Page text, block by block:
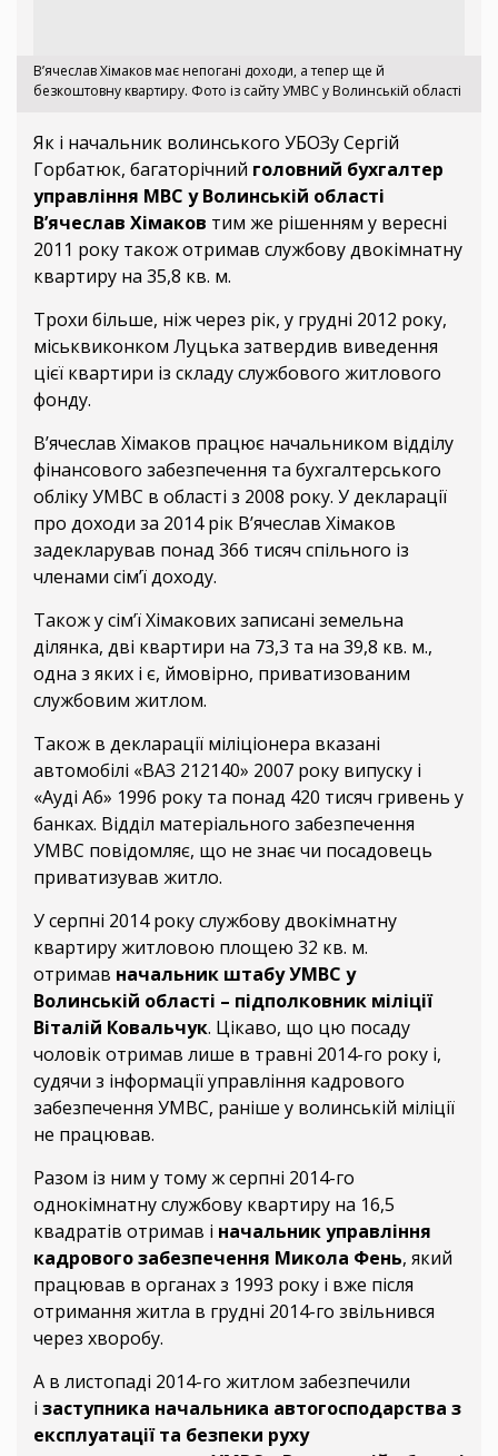
В’ячеслав Хімаков має непогані доходи, а тепер ще й
безкоштовну квартиру. Фото із сайту УМВС у Волинській області
Як і начальник волинського УБОЗу Сергій
Горбатюк, багаторічний головний бухгалтер
управління МВС у Волинській області
В’ячеслав Хімаков тим же рішенням у вересні
2011 року також отримав службову двокімнатну
квартиру на 35,8 кв. м.
Трохи більше, ніж через рік, у грудні 2012 року,
міськвиконком Луцька затвердив виведення
цієї квартири із складу службового житлового
фонду.
В’ячеслав Хімаков працює начальником відділу
фінансового забезпечення та бухгалтерського
обліку УМВС в області з 2008 року. У декларації
про доходи за 2014 рік В’ячеслав Хімаков
задекларував понад 366 тисяч спільного із
членами сім’ї доходу.
Також у сім’ї Хімакових записані земельна
ділянка, дві квартири на 73,3 та на 39,8 кв. м.,
одна з яких і є, ймовірно, приватизованим
службовим житлом.
Також в декларації міліціонера вказані
автомобілі «ВАЗ 212140» 2007 року випуску і
«Ауді А6» 1996 року та понад 420 тисяч гривень у
банках. Відділ матеріального забезпечення
УМВС повідомляє, що не знає чи посадовець
приватизував житло.
У серпні 2014 року службову двокімнатну
квартиру житловою площею 32 кв. м.
отримав начальник штабу УМВС у
Волинській області – підполковник міліції
Віталій Ковальчук. Цікаво, що цю посаду
чоловік отримав лише в травні 2014-го року і,
судячи з інформації управління кадрового
забезпечення УМВС, раніше у волинській міліції
не працював.
Разом із ним у тому ж серпні 2014-го
однокімнатну службову квартиру на 16,5
квадратів отримав і начальник управління
кадрового забезпечення Микола Фень, який
працював в органах з 1993 року і вже після
отримання житла в грудні 2014-го звільнився
через хворобу.
А в листопаді 2014-го житлом забезпечили
і заступника начальника автогосподарства з
експлуатації та безпеки руху